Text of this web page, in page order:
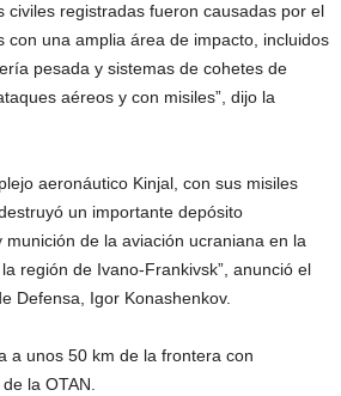
civiles registradas fueron causadas por el
con una amplia área de impacto, incluidos
pesada y sistemas de cohetes de
aéreos y con misiles”, dijo la
aeronáutico Kinjal, con sus misiles
un importante depósito
de la aviación ucraniana en la
región de Ivano-Frankivsk”, anunció el
Defensa, Igor Konashenkov.
a unos 50 km de la frontera con
la OTAN.